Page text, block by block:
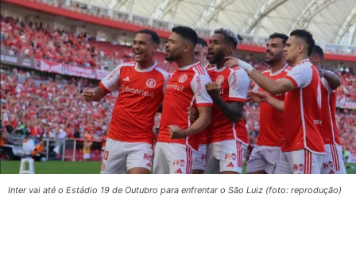
Inter vai até o Estádio 19 de Outubro para enfrentar o São Luiz (foto: reprodução)